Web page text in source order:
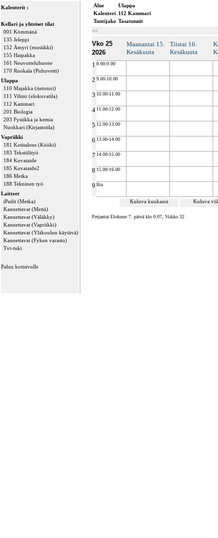
Kalenterit :
Kellari ja yhteiset tilat
001 Kömmänä
135 Jeleppi
152 Ämyri (musiikki)
155 Haipakka
161 Neuvotteluhuone
170 Ruokala (Puhuvetti)
Ulappa
110 Majakka (tietotori)
111 Vilimi (elokuvatila)
112 Kammari
201 Biologia
203 Fysiikka ja kemia
Nuokkari (Kirjastotila)
Vapriikki
181 Kotitalous (Kööki)
183 Tekstiilityö
184 Kuvataide
185 Kuvataide2
186 Metka
188 Tekninen työ
Laitteet
iPadit (Metka)
Kannettavat (Mettä)
Kannettavat (Väläkky)
Kannettavat (Vapriikki)
Kannettavat (Yläkoulun käytävä)
Kannettavat (Fyken varasto)
Tvt-tuki
Paluu kotisivulle
Alue
Ulappa
Kalenteri 112 Kammari
Tuntijako Tasatunnit
<<
Vko 25
2026
Maanantai 15.
Kesäkuuta
Tiistai 16.
Kesäkuuta
1 8.00-9.00
2 9.00-10.00
3 10.00-11.00
4 11.00-12.00
5 12.00-13.00
6 13.00-14.00
7 14.00-15.00
8 15.00-16.00
9 Ilta
Kuluva kuukausi Kuluva
Perjantai Elokuun 7. päivä klo 0:07, Viikko 32